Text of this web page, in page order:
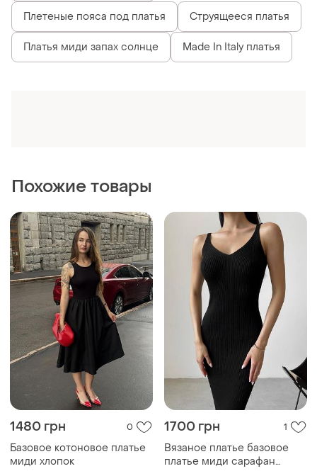
Плетеные пояса под платья Струящееся платья
Платья миди запах солнце Made In Italy платья
Похожие товары
1480 грн 0
Базовое котоновое платье
миди хлопок
1700 грн 1
Вязаное платье базовое
платье миди сарафан